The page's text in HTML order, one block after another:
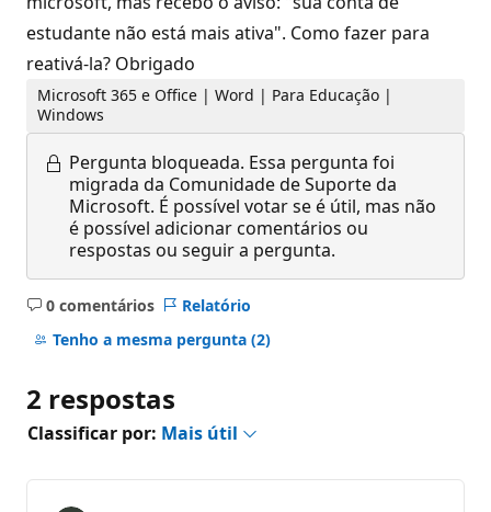
estudante não está mais ativa". Como fazer para
reativá-la? Obrigado
Microsoft 365 e Office | Word | Para Educação |
Windows
Pergunta bloqueada. Essa pergunta foi
migrada da Comunidade de Suporte da
Microsoft. É possível votar se é útil, mas não
é possível adicionar comentários ou
respostas ou seguir a pergunta.
0 comentários
Sem
comentários
Relatório
Tenho a mesma pergunta (2)
2 respostas
Classificar por: Mais útil